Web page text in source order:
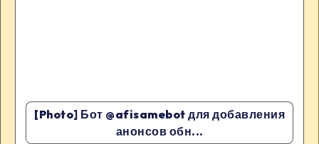
[Photo] Бот @afisamebot для добавления
анонсов обн...